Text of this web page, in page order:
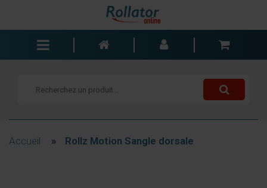
Fauteuils roulants
Accueil » Rollz Motion Sangle dorsale